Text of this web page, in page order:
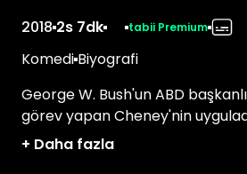
2018 2s 7dk tabii Premium
Komedi Biyografi
George W. Bush'un ABD
görev yapan Cheney'nin
Eylül saldırısı sonrasındaki
+ Daha fazla